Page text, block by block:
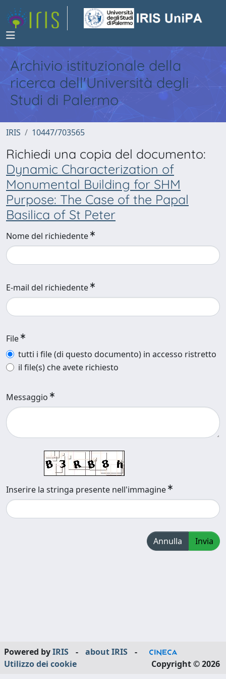
Archivio istituzionale della
ricerca dell'Università degli
Studi di Palermo
IRIS 10447/703565
Richiedi una copia del documento:
Dynamic Characterization of
Monumental Building for SHM
Purpose: The Case of the Papal
Basilica of St Peter
Nome del richiedente
E-mail del richiedente
File
tutti i file (di questo documento) in accesso ristretto
il file(s) che avete richiesto
Messaggio
Inserire la stringa presente nell'immagine
Annulla Invia
Powered byIRIS - about IRIS
-
Utilizzo dei cookie
Copyright © 2026